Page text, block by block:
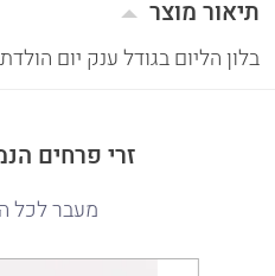
תיאור מוצר
בלון הליום בגודל ענק יום
זרי פרחים
מעבר לכל